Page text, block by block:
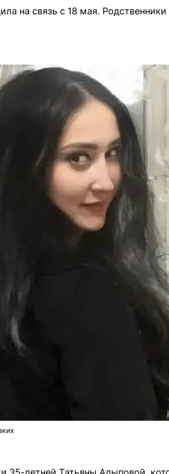
на связь с 18 мая. Родственники